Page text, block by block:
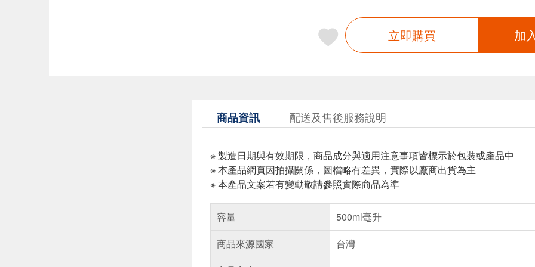
立即購買 加
商品資訊 配送及售後服務說明
※ 製造日期與有效期限，商品成分與適用注意事項皆標示於包裝或產品中
※ 本產品網頁因拍攝關係，圖檔略有差異，實際以廠商出貨為主
※ 本產品文案若有變動敬請參照實際商品為準
容量
500ml毫升
商品來源國家
台灣